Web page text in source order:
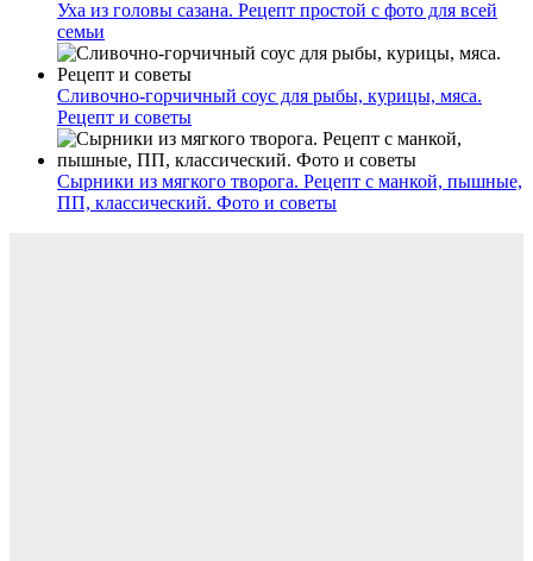
Уха из головы сазана. Рецепт простой с фото для всей
семьи
Сливочно-горчичный соус для рыбы, курицы, мяса.
Рецепт и советы
Сырники из мягкого творога. Рецепт с манкой, пышные,
ПП, классический. Фото и советы